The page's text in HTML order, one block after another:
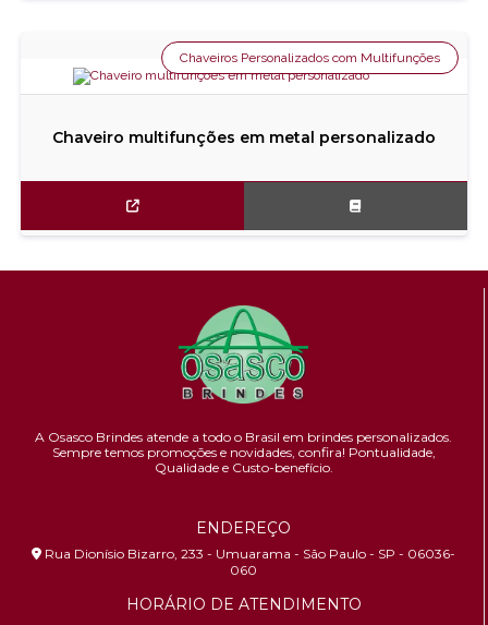
Chaveiro multifunções em metal personalizado
Chaveiros Personalizados com Multifunções
A Osasco Brindes atende a todo o Brasil em brindes personalizados.
Sempre temos promoções e novidades, confira! Pontualidade,
Qualidade e Custo-benefício.
ENDEREÇO
Rua Dionísio Bizarro, 233 - Umuarama - São Paulo - SP - 06036-
060
HORÁRIO DE ATENDIMENTO